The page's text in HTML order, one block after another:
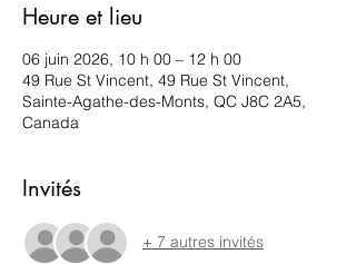
Heure et lieu
06 juin 2026, 10 h 00 – 12 h 00
49 Rue St Vincent, 49 Rue St Vincent,
Sainte-Agathe-des-Monts, QC J8C 2A5,
Canada
Invités
+ 7 autres invités